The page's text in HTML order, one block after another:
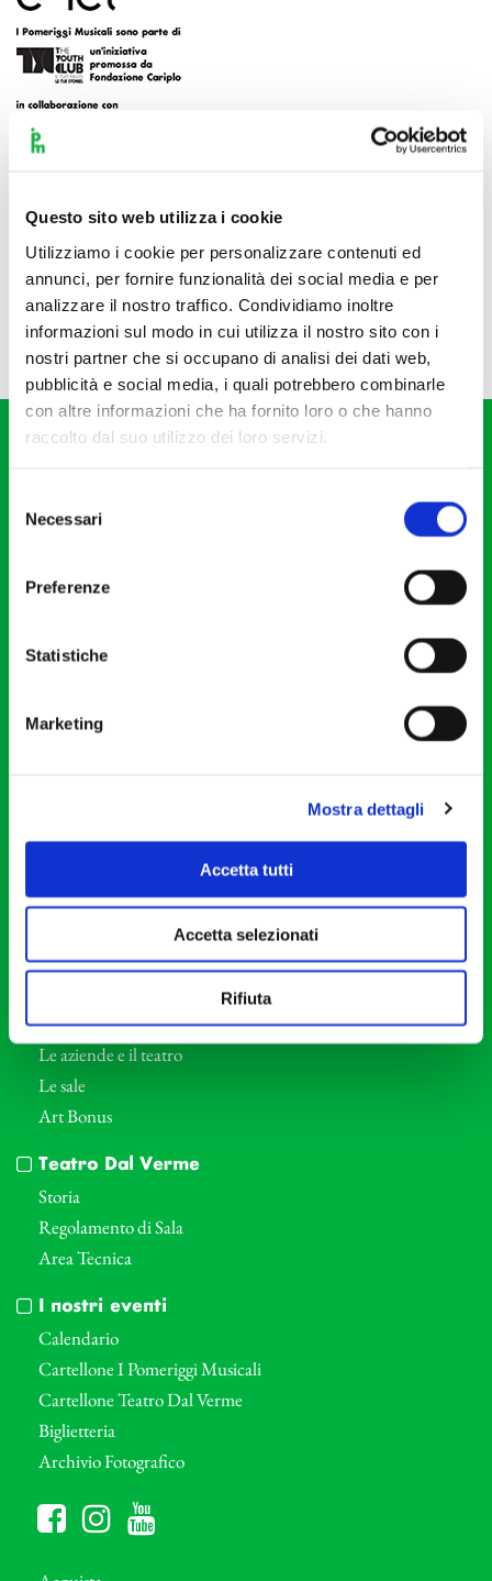
Questo sito web utilizza i cookie
Utilizziamo i cookie per personalizzare contenuti ed
annunci, per fornire funzionalità dei social media e per
analizzare il nostro traffico. Condividiamo inoltre
informazioni sul modo in cui utilizza il nostro sito con i
nostri partner che si occupano di analisi dei dati web,
pubblicità e social media, i quali potrebbero combinarle
con altre informazioni che ha fornito loro o che hanno
raccolto dal suo utilizzo dei loro servizi.
delNecessari
Preferenze
Statistiche
Marketing
Mostra dettagli
Accetta tutti
Accetta selezionati
Rifiuta
Via S. Giovanni sul Muro, 2
Cod. Fisc. 80078650159
Orchestra I Pomeriggi Musicali
Direttore Artistico
Professori d’Orchestra
Eventi Corporate
Le aziende e il teatro
Le sale
Art Bonus
Teatro Dal Verme
Storia
Regolamento di Sala
Area Tecnica
I nostri eventi
Calendario
Cartellone I Pomeriggi Musicali
Cartellone Teatro Dal Verme
Biglietteria
Archivio Fotografico